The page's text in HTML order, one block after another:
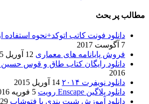
مطالب پر بحث
دانلود فونت کاتب اتوکد+نحوه استفاده
7 آگوست 2017
فروش پایانامه های معماری 12 آوریل 2015
دانلود رایگان کتاب طاق و قوس
2016
دانلود نویفرت ۲۰۱۴
14 آوریل 2015
دانلود پلاگین Enscape رویت
5 فوریه 2016
دانلود آموزش شیت بندی با فتوشاپ 29 ژوئن 2015